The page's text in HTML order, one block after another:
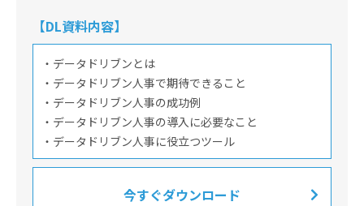
【DL資料内容】
・データドリブンとは
・データドリブン人事で期待できること
・データドリブン人事の成功例
・データドリブン人事の導入に必要なこと
・データドリブン人事に役立つツール
今すぐダウンロード